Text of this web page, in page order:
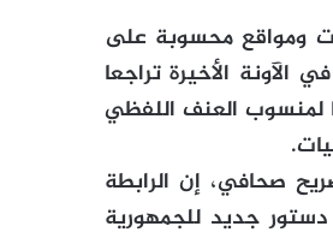
ومواقع محسوبة على
الأخيرة تراجعا
لمنسوب العنف اللفظي
صحافي، إن الرابطة
جديد للجمهورية